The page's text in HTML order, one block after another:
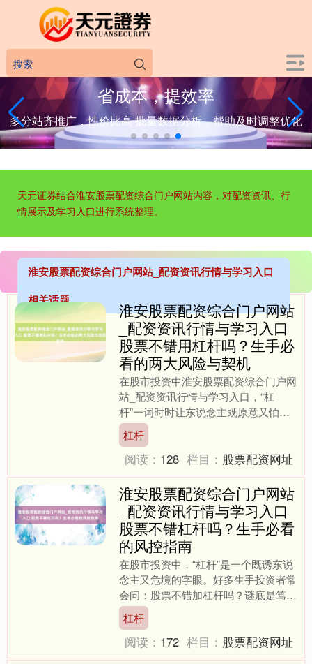
省成本，提效率
多分站齐推广，性价比高 批量数据分析，帮助及时调整优化
天元证券结合淮安股票配资综合门户网站内容，对配资资讯、行
情展示及学习入口进行系统整理。
淮安股票配资综合门户网站_配资资讯行情与学习入口
相关话题
淮安股票配资综合门户网站
_配资资讯行情与学习入口
股票不错用杠杆吗？生手必
看的两大风险与契机
在股市投资中淮安股票配资综合门户网
站_配资资讯行情与学习入口，“杠
杆”一词时时让东说念主既原意又怕
惧。粗陋来说，股票杠杆便是借钱炒股
——用一丝自有资金撬动更大边....
杠杆
阅读： 128 栏目： 股票配资网址
淮安股票配资综合门户网站
_配资资讯行情与学习入口
股票不错杠杆吗？生手必看
的风控指南
在股市投资中，“杠杆”是一个既诱东说
念主又危境的字眼。好多生手投资者常
会问：股票不错加杠杆吗？谜底是笃定
的，但前提是你必须充分了解其运作机
制和潜在风险。本文将为....
杠杆
阅读： 172 栏目： 股票配资网址